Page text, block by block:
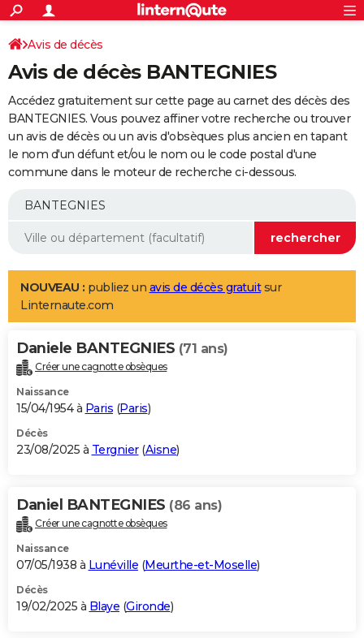
ACTUALITÉS
Politique
Société
Faits Divers
Education
Monde
Villes
+
SPORT
Coupe du monde 2026
Football
Tennis
Cyclisme
Rugby
Forum
Programme TV
TNT
Streaming
Cinéma
Sorties cinéma
Musique
+
FINANCE
Impôts
Immobilier
Risques naturels par ville
Banque
Assurance
Crédit
AUTO
Essais
Réserver un essai
Citadines
Berlines
SUV
Forum auto
+
Mobiles
Meilleur smartphone
Internet
Ordinateurs
Jeux vidéo
Guide high-tech
Aménagement intérieur
LIFESTYLE
Art de vivre
Bien-être
Loisirs
Mode
Modes de vie
Alimentation
Guide de la santé
Maladies
Médicaments
Sommeil
VOYAGE
Destinations
City break
Voyage nature
Voyage de noces
Forum
Climat
+PHOTO
GUIDES D'ACHAT
BONS PLANS
Carte de Noël
Carte Bonne année
Carte Saint-Valentin
Carte Pâques
Carte d'anniversaire
DICTIONNAIRE
Dictionnaire
Biographies
Citations
Expressions
Proverbes
PROGRAMME TV
S'inscrire
Se connecter
Lycées
Collèges
Primaires
Universités
Entreprises
Service militaire
Avis de recherche
AVIS DE DÉCÈS
Avis de décès
Avis de décès BANTEGNIES
Accédez gratuitement sur cette page au carnet des décès des
BANTEGNIES. Vous pouvez affiner votre recherche ou trouver
un avis de décès ou un avis d'obsèques plus ancien en tapant
le nom d'un défunt et/ou le nom ou le code postal d'une
commune dans le moteur de recherche ci-dessous.
NOUVEAU : publiez un avis de décès gratuitsur
Linternaute.com
Daniele BANTEGNIES (71 ans)
Créer une cagnotte obsèques
Naissance
15/04/1954 à Paris (Paris)
Décès
23/08/2025 à Tergnier(Aisne)
Daniel BANTEGNIES (86 ans)
Créer une cagnotte obsèques
Naissance
07/05/1938 à Lunéville (Meurthe-et-Moselle)
Décès
19/02/2025 à Blaye (Gironde)